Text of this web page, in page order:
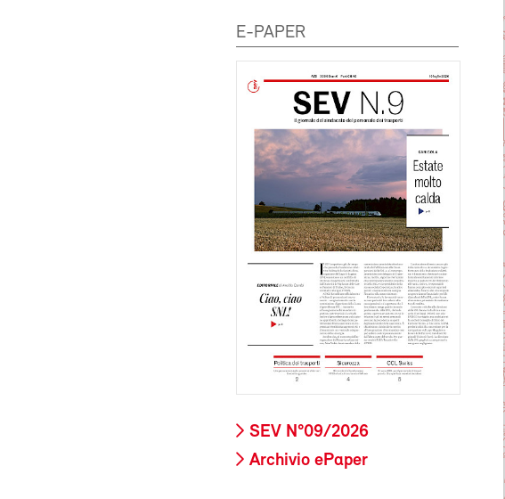
E-PAPER
SEV N°09/2026
Archivio ePaper